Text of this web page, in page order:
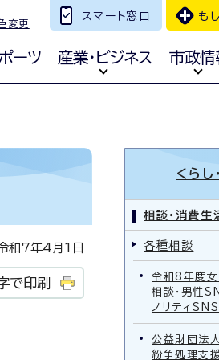
変更
スマート窓口 も
ーツ 産業・ビジネス 市政情
和7年4月1日
で印刷
くらし
相談・消費生
各種相談
令和8年度女
相談・男性
ノリティ
公益財団法人
紛争処理支